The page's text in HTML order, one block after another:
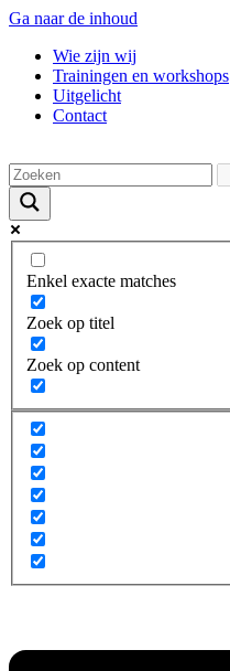
Ga naar de inhoud
Wie zijn wij
Trainingen en workshops
Uitgelicht
Contact
Enkel exacte matches
Zoek op titel
Zoek op content